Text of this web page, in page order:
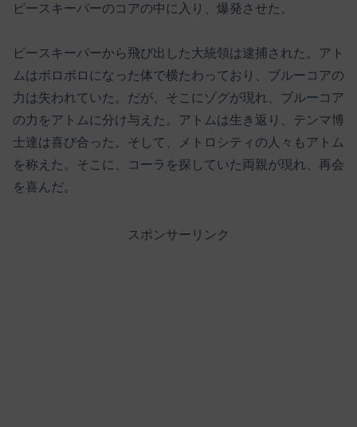
ピースキーパーのコアの中に入り、爆発させた。
ピースキーパーから飛び出した大統領は逮捕された。アト
ムはボロボロになった体で横たわっており、ブルーコアの
力は失われていた。だが、そこにゾグが現れ、ブルーコア
の力をアトムに分け与えた。アトムは生き返り、テンマ博
士達は喜び合った。そして、メトロシティの人々もアトム
を称えた。そこに、コーラを探していた両親が現れ、再会
を喜んだ。
スポンサーリンク